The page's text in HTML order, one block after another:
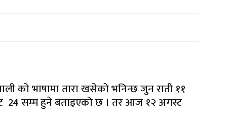
को भाषामा तारा खसेको भनिन्छ जुन राती ११
24 सम्म हुने बताइएको छ । तर आज १२ अगस्ट